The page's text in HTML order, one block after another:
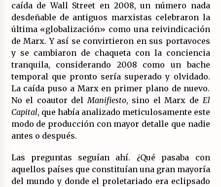
caída de Wall Street en 2008, un número nada
desdeñable de antiguos marxistas celebraron la
última «globalización» como una reivindicación
de Marx. Y así se convirtieron en sus portavoces
y se cambiaron de chaqueta con la conciencia
tranquila, considerando 2008 como un bache
temporal que pronto sería superado y olvidado.
La caída puso a Marx en primer plano de nuevo.
No el coautor delManifiesto, sino el Marx de El
Capital, que había analizado meticulosamente este
modo de producción con mayor detalle que nadie
antes o después.
Las preguntas seguían ahí. ¿Qué pasaba con
aquellos países que constituían una gran mayoría
del mundo y donde el proletariado era eclipsado